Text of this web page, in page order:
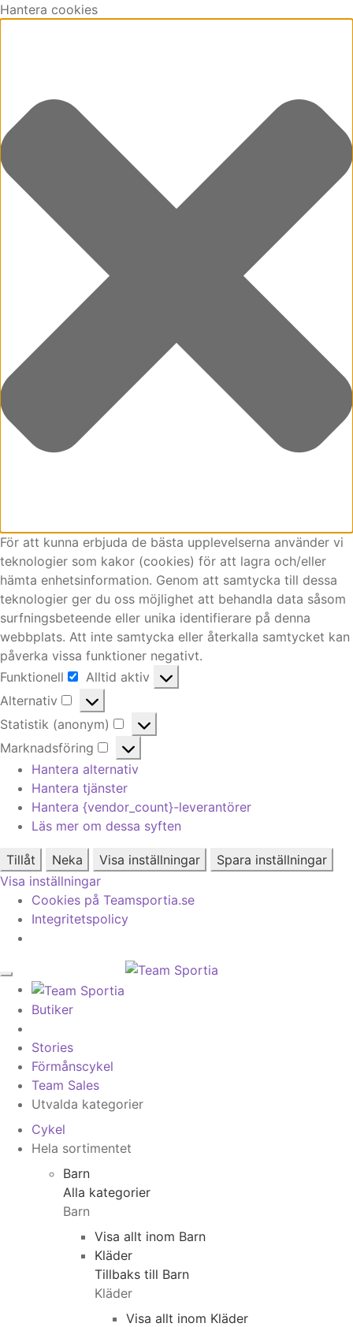
Hantera cookies
För att kunna erbjuda de bästa upplevelserna använder vi
teknologier som kakor (cookies) för att lagra och/eller
hämta enhetsinformation. Genom att samtycka till dessa
teknologier ger du oss möjlighet att behandla data såsom
surfningsbeteende eller unika identifierare på denna
webbplats. Att inte samtycka eller återkalla samtycket kan
påverka vissa funktioner negativt.
Funktionell
Funktionell
Alltid aktiv
Alternativ
Alternativ
Statistik (anonym)
Statistik
(anonym)
Marknadsföring
Marknadsföring
Hantera alternativ
Hantera tjänster
Hantera {vendor_count}-leverantörer
Läs mer om dessa syften
Tillåt Neka Visa inställningar
Spara inställningar
Visa inställningar
Cookies på Teamsportia.se
Integritetspolicy
Butiker
Stories
Förmånscykel
Team Sales
Utvalda kategorier
Cykel
Hela sortimentet
Barn
Alla kategorier
Barn
Visa allt inom Barn
Kläder
Tillbaks till Barn
Kläder
Visa allt inom Kläder